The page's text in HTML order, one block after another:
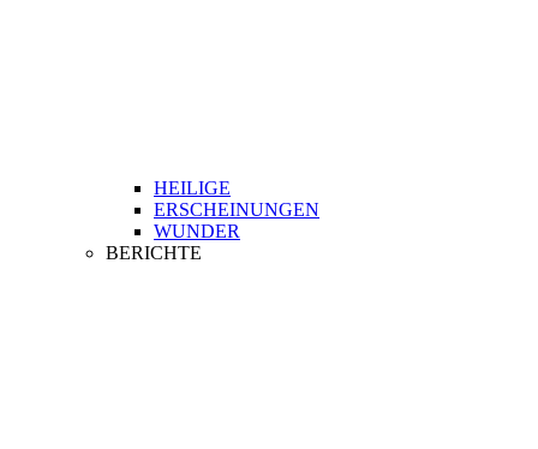
HEILIGE
ERSCHEINUNGEN
WUNDER
BERICHTE